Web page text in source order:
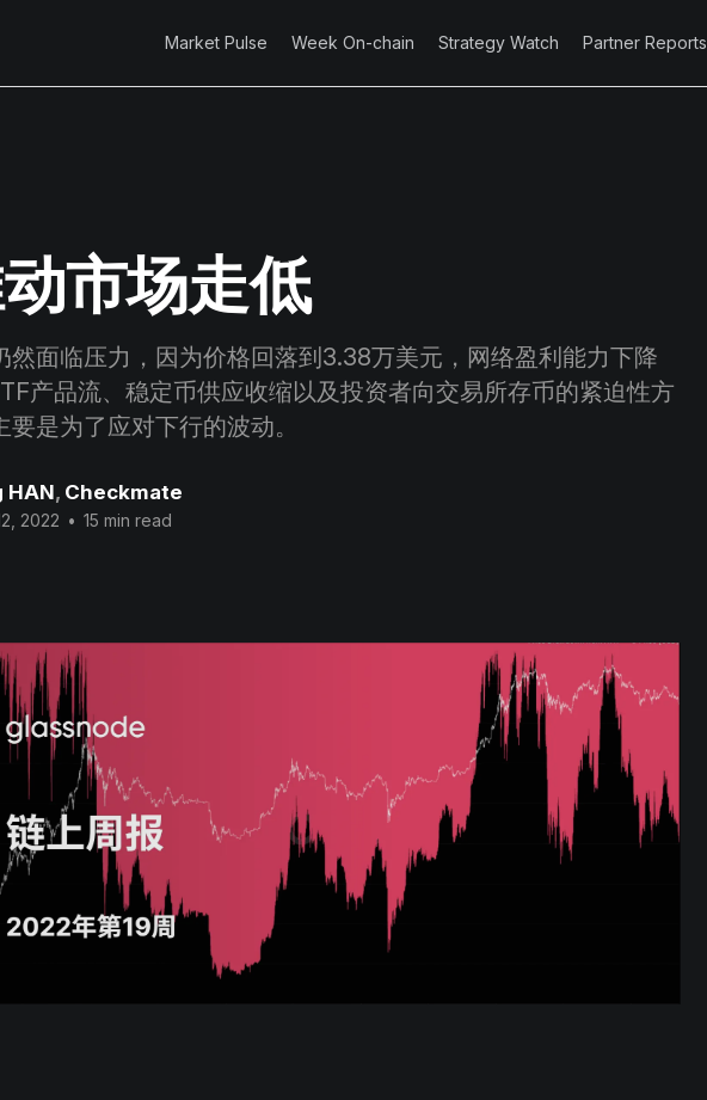
Market Pulse Week On-chain Strategy Watch Partner Reports
市场走低
然面临压力，因为价格回落到3.38万美元，网络盈利能力下降
产品流、稳定币供应收缩以及投资者向交易所存币的紧迫性方
是为了应对下行的波动。
HAN, Checkmate
2022 • 15 min read